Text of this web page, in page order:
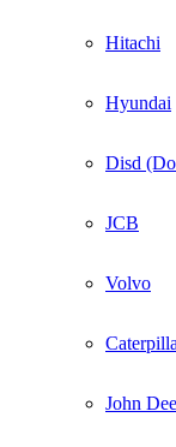
Hitachi
Hyundai
Disd
JCB
Volvo
John